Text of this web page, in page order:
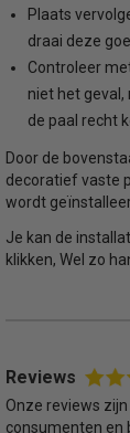
Plaats
draai deze
Controleer
niet het
de paal recht
Door de
decoratief vaste
wordt
Je kan de
klikken, Wel zo
Reviews
Onze reviews
consumenten en